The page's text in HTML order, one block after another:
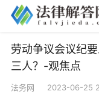
劳动争议会议纪
三人？-观焦点
法务网 2023-06-25